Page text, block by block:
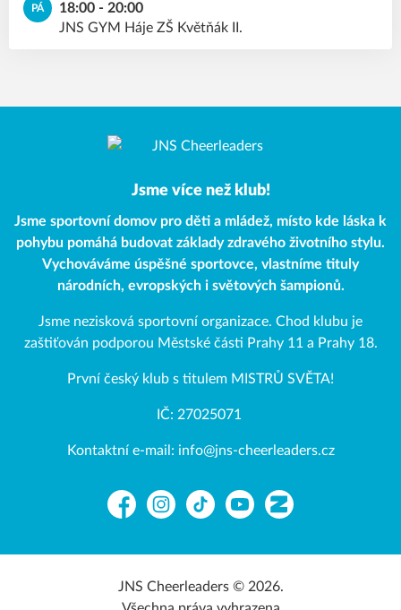
PÁ
18:00 - 20:00
JNS GYM Háje ZŠ Květňák II.
Jsme více než klub!
Jsme sportovní domov pro děti a mládež, místo kde láska k
pohybu pomáhá budovat základy zdravého životního stylu.
Vychováváme úspěšné sportovce, vlastníme tituly
národních, evropských i světových šampionů.
Jsme nezisková sportovní organizace. Chod klubu je
zaštiťován podporou Městské části Prahy 11 a Prahy 18.
První český klub s titulem MISTRŮ SVĚTA!
IČ: 27025071
Kontaktní e-mail: info@jns-cheerleaders.cz
FacebookInstagram
TikTok YouTubeZonerama
JNS Cheerleaders © 2026.